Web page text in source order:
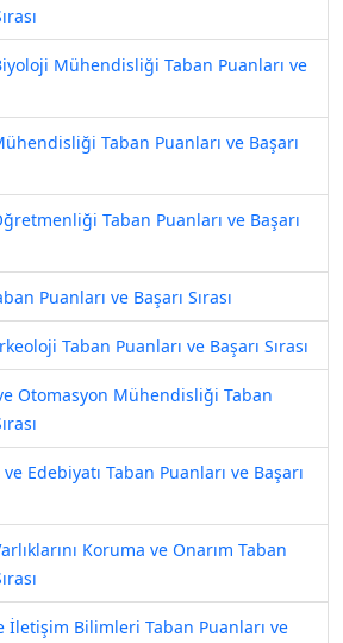
Mühendisliği Taban Puanları ve
Taban Puanları ve Başarı
Taban Puanları ve Başarı
Puanları ve Başarı Sırası
Taban Puanları ve Başarı Sırası
Otomasyon Mühendisliği Taban
Edebiyatı Taban Puanları ve Başarı
Koruma ve Onarım Taban
İletişim Bilimleri Taban Puanları ve